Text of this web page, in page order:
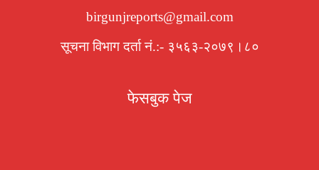
birgunjreports@gmail.com
सूचना विभाग दर्ता नं.:- ३५६३-२०७९।८०
फेसबुक पेज